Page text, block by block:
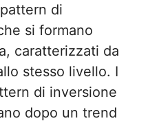
di
si formano
caratterizzati da
stesso livello. I
di inversione
dopo un trend